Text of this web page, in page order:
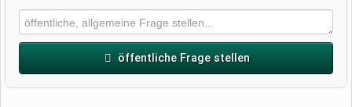
öffentliche Frage stellen